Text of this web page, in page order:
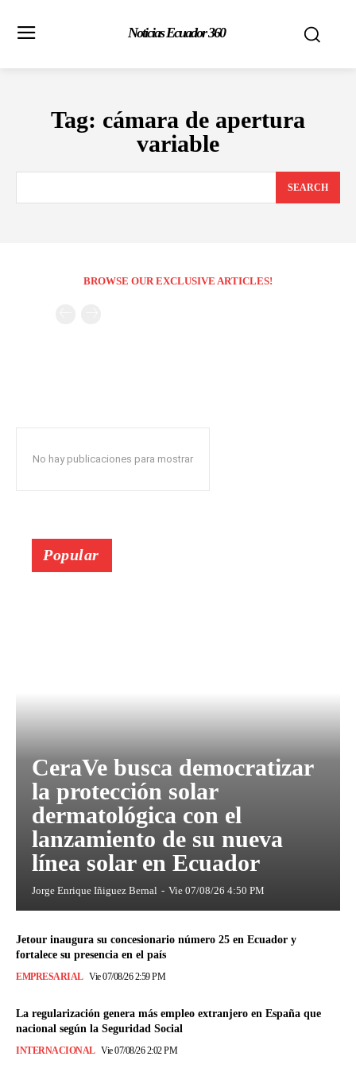
Noticias Ecuador 360
Tag: cámara de apertura
variable
SEARCH
BROWSE OUR EXCLUSIVE ARTICLES!
No hay publicaciones para mostrar
Popular
CeraVe busca democratizar
la protección solar
dermatológica con el
lanzamiento de su nueva
línea solar en Ecuador
Jorge Enrique Iñiguez Bernal - Vie 07/08/26 4:50 PM
Jetour inaugura su concesionario número 25 en Ecuador y
fortalece su presencia en el país
EMPRESARIAL Vie 07/08/26 2:59 PM
La regularización genera más empleo extranjero en España que
nacional según la Seguridad Social
INTERNACIONAL Vie 07/08/26 2:02 PM